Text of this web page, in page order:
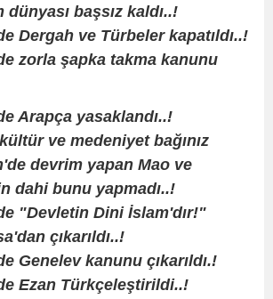
başsız kaldı..!
Dergah ve Türbeler kapatıldı..!
zorla şapka takma kanunu
Arapça yasaklandı..!
ve medeniyet bağınız
devrim yapan Mao ve
dahi bunu yapmadı..!
"Devletin Dini İslam'dır!"
çıkarıldı..!
Genelev kanunu çıkarıldı.!
Ezan Türkçeleştirildi..!